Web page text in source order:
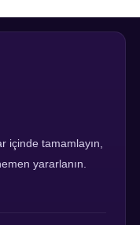
içinde tamamlayın,
yararlanın.